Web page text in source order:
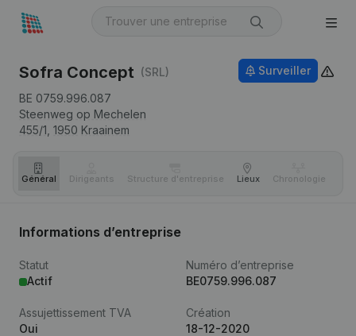
Sofra Concept (SRL)
BE 0759.996.087
Steenweg op Mechelen
455/1, 1950 Kraainem
Surveiller
Général Dirigeants Structure d'entreprise Lieux Chronologie
Informations d’entreprise
Statut
Actif
Numéro d’entreprise
BE0759.996.087
Assujettissement TVA
Oui
Création
18-12-2020